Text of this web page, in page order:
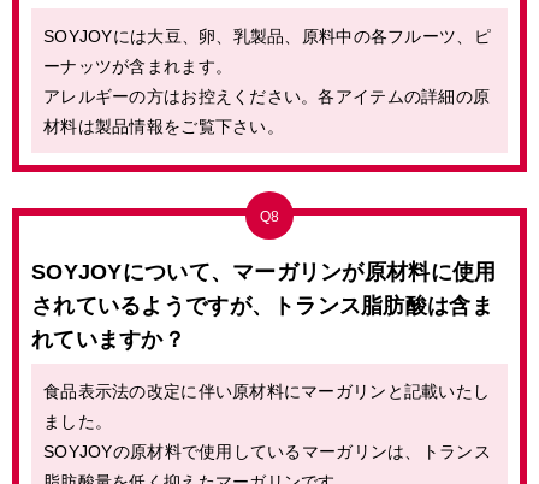
SOYJOYには大豆、卵、乳製品、原料中の各フルーツ、ピ
ーナッツが含まれます。
アレルギーの方はお控えください。各アイテムの詳細の原
材料は製品情報をご覧下さい。
Q8
SOYJOYについて、マーガリンが原材料に使用
されているようですが、
トランス脂肪酸は含ま
れていますか？
食品表示法の改定に伴い原材料にマーガリンと記載いたし
ました。
SOYJOYの原材料で使用しているマーガリンは、トランス